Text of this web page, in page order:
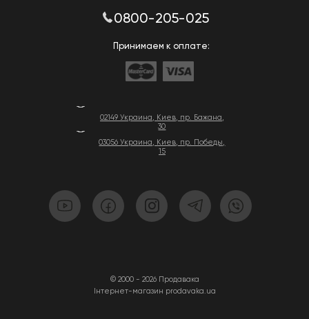
02149 Украина, Киев, пр. Бажана,
30
03056 Украина, Киев, пр. Победы,
15
© 2000 - 2026 Продавака
Інтернет-магазин prodavaka.ua
0800-205-025
Принимаем к оплате: